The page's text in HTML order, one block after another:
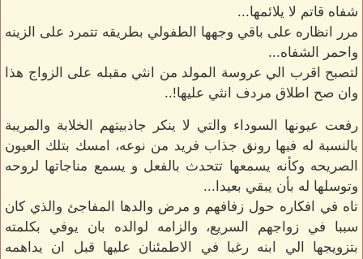
شفاه قاتم لا يلائمها...
مرر انظاره على باقي وجهها الطفولي بطريقه تتمرد على الزينه
واحمر الشفاه...
لتصبح اقرب الي عروسة المولد من انثي مقبله على الزواج هذا
وان صح اطلاق مردف انثي عليها!..
رفعت عيونها السوداء والتي لا ينكر جاذبيتهم الخلابة والمريبة
بالنسبة له فبها رونق جذاب فريد من نوعه، امسك بتلك العيون
الصريحه وكأنه يسمعها تتحدث بالفعل و يسمع مناجاتها لروحه
وتوسلها له بأن يبقي بعيدا...
تاه في افكاره حول زفافهم و مرض والدها المفاجئ والذي كان
سببا في زواجهم السريع، والزامه لوالده بان يوفي بكلمته
بتزويجها الي ابنه رغبا في الاطمئنان عليها قبل ان يداهمه